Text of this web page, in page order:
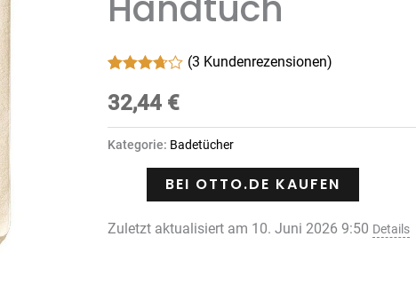
mit3.67
von 5,
basierend
auf
Kundenbewertungen
(3 Kundenrezensionen)
32,44 €
Kategorie: Badetücher
BEI OTTO.DE KAUFEN
Zuletzt aktualisiert am 10. Juni 2026 9:50 Details